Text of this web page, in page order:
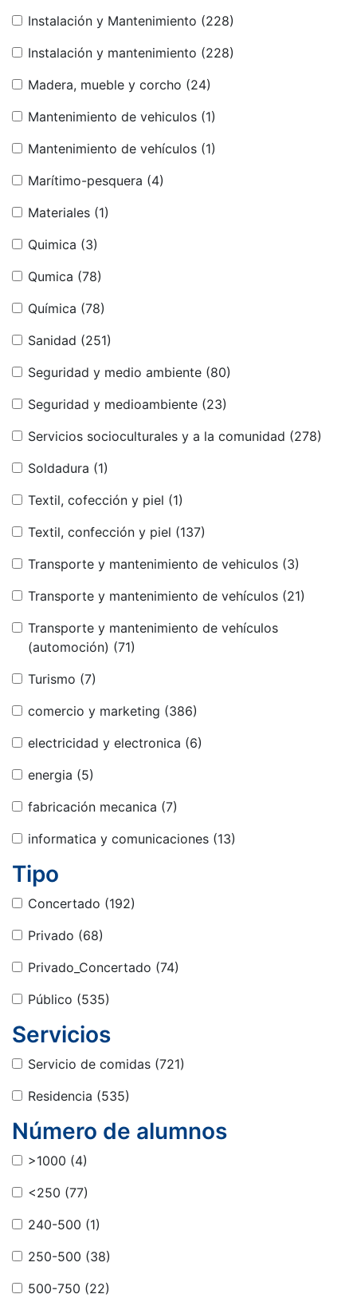
Instalación y Mantenimiento (228)
Instalación y mantenimiento (228)
Madera, mueble y corcho (24)
Mantenimiento de vehiculos (1)
Mantenimiento de vehículos (1)
Marítimo-pesquera (4)
Materiales (1)
Quimica (3)
Qumica (78)
Química (78)
Sanidad (251)
Seguridad y medio ambiente (80)
Seguridad y medioambiente (23)
Servicios socioculturales y a la comunidad (278)
Soldadura (1)
Textil, cofección y piel (1)
Textil, confección y piel (137)
Transporte y mantenimiento de vehiculos (3)
Transporte y mantenimiento de vehículos (21)
Transporte y mantenimiento de vehículos
(automoción) (71)
Turismo (7)
comercio y marketing (386)
electricidad y electronica (6)
energia (5)
fabricación mecanica (7)
informatica y comunicaciones (13)
Tipo
Concertado (192)
Privado (68)
Privado_Concertado (74)
Público (535)
Servicios
Servicio de comidas (721)
Residencia (535)
Número de alumnos
>1000 (4)
<250 (77)
240-500 (1)
250-500 (38)
500-750 (22)